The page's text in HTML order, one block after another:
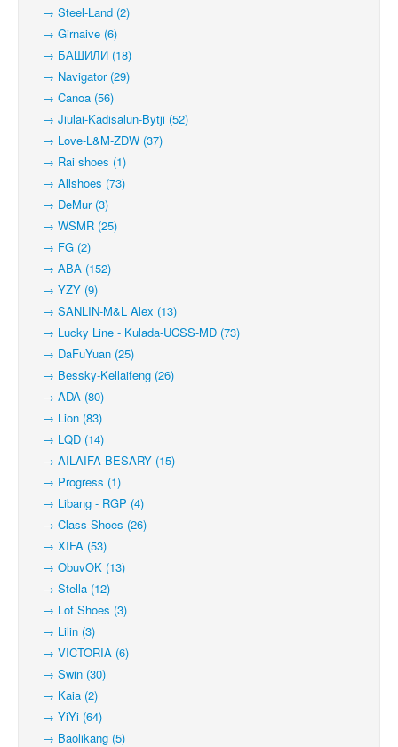
→ Steel-Land (2)
→ Girnaive (6)
→ БАШИЛИ (18)
→ Navigator (29)
→ Canoa (56)
→ Jiulai-Kadisalun-Bytji (52)
→ Love-L&M-ZDW (37)
→ Rai shoes (1)
→ Allshoes (73)
→ DeMur (3)
→ WSMR (25)
→ FG (2)
→ АВА (152)
→ YZY (9)
→ SANLIN-M&L Alex (13)
→ Lucky Line - Kulada-UCSS-MD (73)
→ DaFuYuan (25)
→ Bessky-Kellaifeng (26)
→ ADA (80)
→ Lion (83)
→ LQD (14)
→ AILAIFA-BESARY (15)
→ Progress (1)
→ Libang - RGP (4)
→ Class-Shoes (26)
→ XIFA (53)
→ ObuvOK (13)
→ Stella (12)
→ Lot Shoes (3)
→ Lilin (3)
→ VICTORIA (6)
→ Swin (30)
→ Kaia (2)
→ YiYi (64)
→ Baolikang (5)